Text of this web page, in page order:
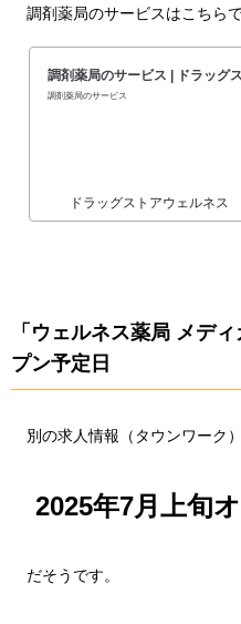
調剤薬局のサービスはこちらで
調剤薬局のサービス | ドラッグ
調剤薬局のサービス
ドラッグストアウェルネス
「ウェルネス薬局 メデ
プン予定日
別の求人情報（タウンワーク
2025年7月上旬
だそうです。